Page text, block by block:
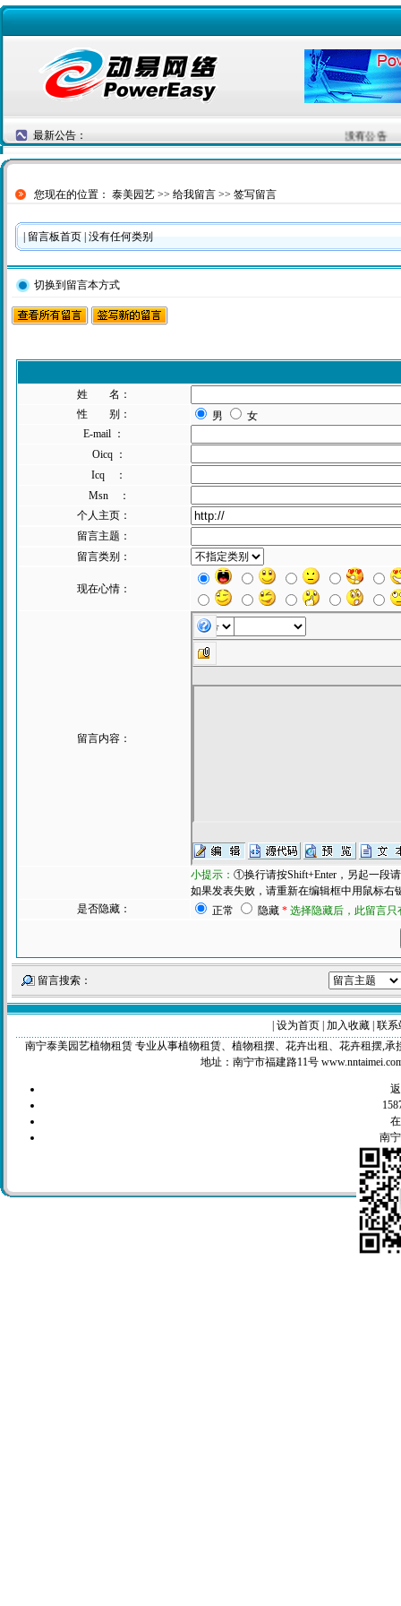
最新公告： 没有公告
您现在的位置： 泰美园艺 >> 给我留言 >> 签写留言
留言板首页 | 没有任何类别
切换到留言本方式
姓 名：
性 别：
男
女
E-mail ：
Oicq ：
Icq ：
Msn ：
个人主页：
留言主题：
留言类别：
现在心情：
留言内容：
小提示： ①换行请按Shift+Enter，另起一段
如果发表失败，请重新在编辑框中用鼠标
是否隐藏：
正常 隐藏 * 选择隐藏后，此留言
留言搜索：
|设为首页 |加入收藏 |联系
南宁泰美园艺植物租赁 专业从事植物租赁、植物租摆、花卉出租、花卉租摆,承
地址：南宁市福建路11号
南